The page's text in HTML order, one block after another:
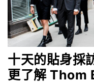
十天的貼身採
更了解 Thom